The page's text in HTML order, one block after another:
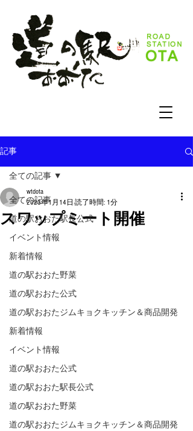
記事
全ての記事
道の駅おおた駅長公式
イベント情報
新着情報
道の駅おおた野菜
道の駅おおた公式
道の駅おおたジムキョクキッチン＆商品開発
新着情報
イベント情報
道の駅おおた公式
道の駅おおた駅長公式
道の駅おおた野菜
道の駅おおたジムキョクキッチン＆商品開発
全ての記事
スワップミート開催
wtdota
2023年1月14日 読了時間: 1分